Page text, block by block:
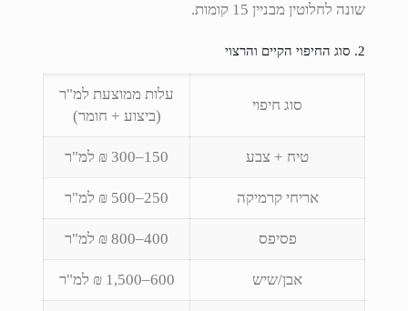
שונה לחלוטין מבניין 15 קומות.
2. סוג החיפוי הקיים והרצוי
סוג חיפוי
עלות ממוצעת למ"ר
(ביצוע + חומר)
טיח + צבע 150–300 ₪ למ"ר
אריחי קרמיקה 250–500 ₪ למ"ר
פסיפס 400–800 ₪ למ"ר
אבן/שיש 600–1,500 ₪ למ"ר